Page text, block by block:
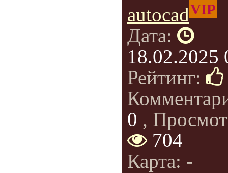
autocadVIP
Дата:
18.02.2025
Рейтинг:
0 ,
704
Карта: -